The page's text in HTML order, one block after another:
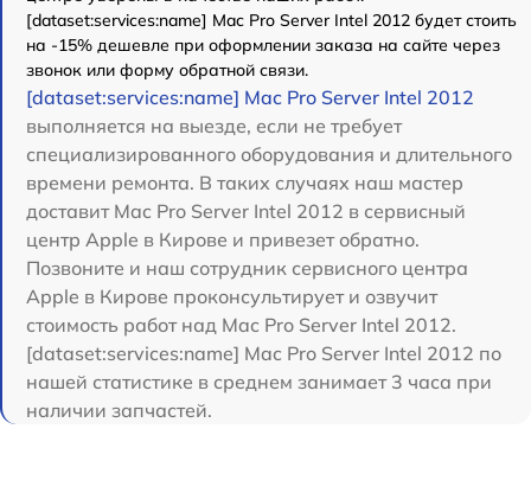
[dataset:services:name] Mac Pro Server Intel 2012 будет стоить
на -15% дешевле при оформлении заказа на сайте через
звонок или форму обратной связи.
[dataset:services:name] Mac Pro Server Intel 2012
выполняется на выезде, если не требует
специализированного оборудования и длительного
времени ремонта. В таких случаях наш мастер
доставит Mac Pro Server Intel 2012 в сервисный
центр Apple в Кирове и привезет обратно.
Позвоните и наш сотрудник сервисного центра
Apple в Кирове проконсультирует и озвучит
стоимость работ над Mac Pro Server Intel 2012.
[dataset:services:name] Mac Pro Server Intel 2012 по
нашей статистике в среднем занимает 3 часа при
наличии запчастей.